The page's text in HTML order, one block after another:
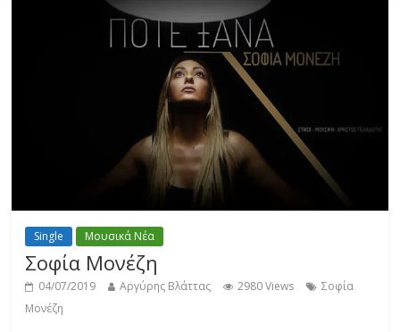
Single Μουσικά Νέα
Σοφία Μονέζη
04/07/2019 Αργύρης Βλάττας 2980 Views
Σοφία
Μονέζη